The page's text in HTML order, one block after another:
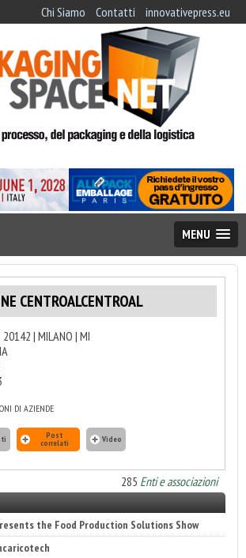
Chi Siamo Contatti innovativepress.eu
MENU
CENTROALCENTROAL
20142 | MILANO | MI
DI AZIENDE
Post
correlati Video
285 Enti e associazioni